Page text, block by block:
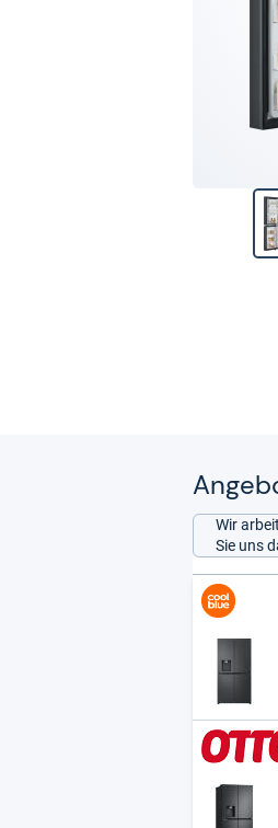
Wir
Sie uns